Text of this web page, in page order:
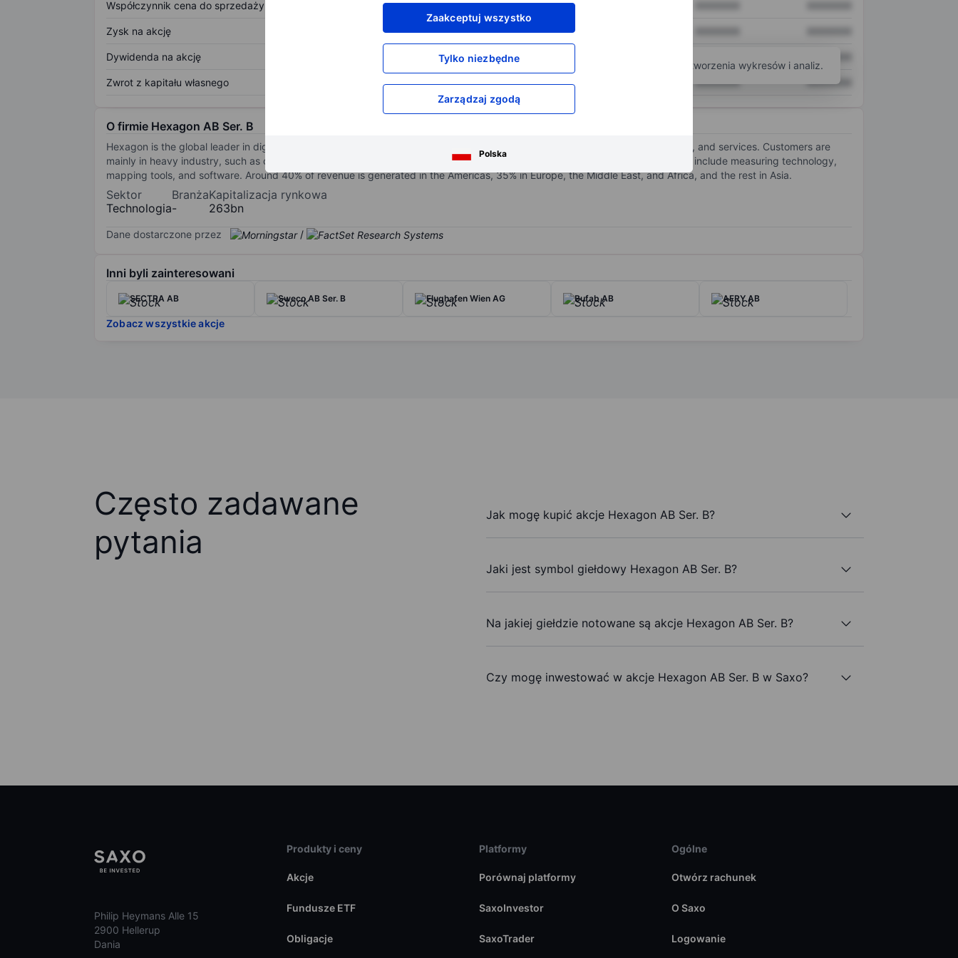
Zaakceptuj wszystko
Tylko niezbędne
Zarządzaj zgodą
Polska
Współczynnik cena do sprzedaży XXXXXXX
Zysk na akcję XXXXXXX
Dywidenda na akcję XXXXXXX
Zwrot z kapitału własnego XXXXXXX XXXXXXX XXXXXXX
Otwórz kontoaby uzyskać dostęp do większej ilości narzędzi do tworzenia wykresów i analiz.
O firmie Hexagon AB Ser. B
Hexagon is the global leader in digital reality solutions, combining hardware such as sensors and measuring devices, software, and services. Customers are
mainly in heavy industry, such as oil and gas, mining, construction, manufacturing, chemicals, and agriculture. Major products include measuring technology,
mapping tools, and software. Around 40% of revenue is generated in the Americas, 35% in Europe, the Middle East, and Africa, and the rest in Asia.
Sektor
Technologia
Branża
-
Kapitalizacja rynkowa
263bn
Dane dostarczone przez /
Inni byli zainteresowani
SECTRA AB Sweco AB Ser. B Flughafen Wien AG Bufab AB AFRY AB
Zobacz wszystkie akcje
Często zadawane
pytania
Jak mogę kupić akcje Hexagon AB Ser. B?
Jaki jest symbol giełdowy Hexagon AB Ser. B?
Na jakiej giełdzie notowane są akcje Hexagon AB Ser. B?
Czy mogę inwestować w akcje Hexagon AB Ser. B w Saxo?
Philip Heymans Alle 15
2900 Hellerup
Dania
Produkty i ceny
Akcje
Fundusze ETF
Obligacje
Platformy
Porównaj platformy
SaxoInvestor
SaxoTrader
Ogólne
Otwórz rachunek
O Saxo
Logowanie